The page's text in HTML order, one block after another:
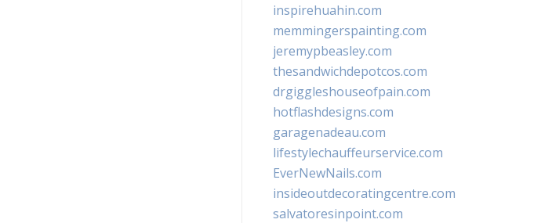
inspirehuahin.com
memmingerspainting.com
jeremypbeasley.com
thesandwichdepotcos.com
drgiggleshouseofpain.com
hotflashdesigns.com
garagenadeau.com
lifestylechauffeurservice.com
EverNewNails.com
insideoutdecoratingcentre.com
salvatoresinpoint.com